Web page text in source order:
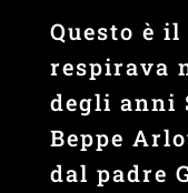
Questo è
respirava
degli anni
Beppe
dal padre